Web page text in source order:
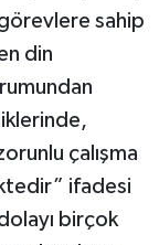
sahip
din
çalışma
ifadesi
birçok